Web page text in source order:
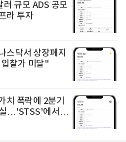
규모 ADS 공모
라 투자
스닥서 상장폐지
찰가 미달"
치 폭락에 2분기
…'STSS'에서